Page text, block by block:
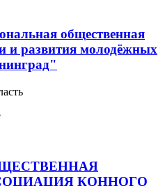
общественная
и развития молодёжных
КОННОГО